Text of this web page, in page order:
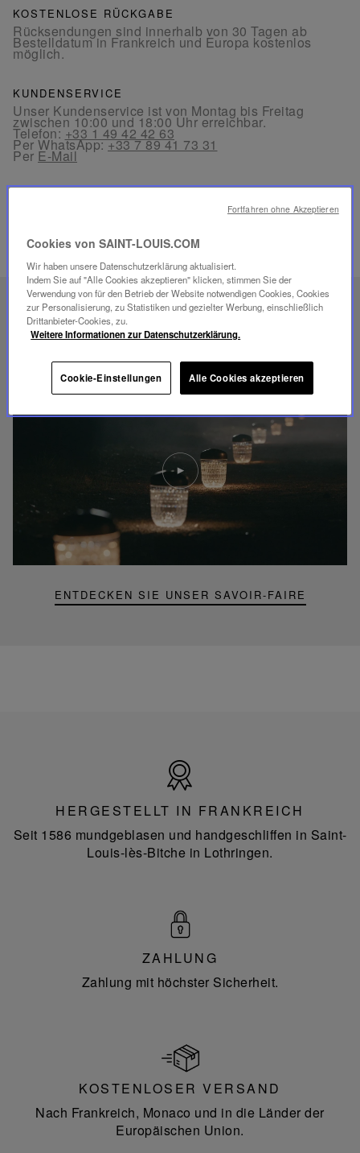
KOSTENLOSE RÜCKGABE
Rücksendungen sind innerhalb von 30 Tagen ab
Bestelldatum in Frankreich und Europa kostenlos
möglich.
KUNDENSERVICE
Unser Kundenservice ist von Montag bis Freitag
zwischen 10:00 und 18:00 Uhr erreichbar.
Telefon:+33 1 49 42 42 63
Per WhatsApp:+33 7 89 41 73 31
Per E-Mail
VERWANDTE PRODUKTE
EINZIGARTIGES
SAVOIR-FAIRE
FOLIA BELEUCHTUNG
ENTDECKEN SIE UNSER SAVOIR-FAIRE
Video
abspielen
YouTube-
Video,
Folia
Mini-
Portable-
Frankreich
HERGESTELLT IN FRANKREICH
Seit 1586 mundgeblasen und handgeschliffen in Saint-
Louis-lès-Bitche in Lothringen.
ZAHLUNG
Zahlung mit höchster Sicherheit.
KOSTENLOSER VERSAND
Nach Frankreich, Monaco und in die Länder der
Europäischen Union.
Cookies von SAINT-LOUIS.COM
Wir haben unsere Datenschutzerklärung aktualisiert.
Indem Sie auf "Alle Cookies akzeptieren" klicken, stimmen Sie der
Verwendung von für den Betrieb der Website notwendigen Cookies, Cookies
zur Personalisierung, zu Statistiken und gezielter Werbung, einschließlich
Drittanbieter-Cookies, zu.
Weitere Informationen zur Datenschutzerklärung.
Cookie-Einstellungen Alle Cookies akzeptieren
Fortfahren ohne Akzeptieren